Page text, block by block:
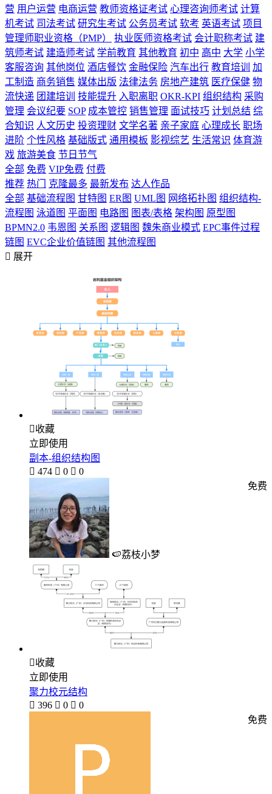
营 用户运营 电商运营 教师资格证考试 心理咨询师考试 计算
机考试 司法考试 研究生考试 公务员考试 软考 英语考试 项目
管理师职业资格（PMP）
执业医师资格考试 会计职称考试 建
筑师考试 建造师考试 学前教育 其他教育 初中 高中 大学 小学
客服咨询 其他岗位 酒店餐饮 金融保险 汽车出行 教育培训
加
工制造 商务销售 媒体出版 法律法务 房地产建筑 医疗保健 物
流快递 团建培训 技能提升 入职离职 OKR-KPI 组织结构 采购
管理 会议纪要 SOP 成本管控 销售管理 面试技巧 计划总结 综
合知识 人文历史 投资理财 文学名著 亲子家庭 心理成长 职场
进阶 个性风格 基础版式 通用模板 影视综艺 生活常识 体育游
戏 旅游美食 节日节气
全部 免费 VIP免费 付费
推荐 热门 克隆最多 最新发布 达人作品
全部 基础流程图 甘特图 ER图 UML图 网络拓扑图 组织结构-
流程图 泳道图 平面图 电路图 图表/表格 架构图 原型图
BPMN2.0 韦恩图 关系图 逻辑图 魏朱商业模式 EPC事件过程
链图 EVC企业价值链图 其他流程图
 展开
收藏
立即使用
副本-组织结构图
 474  0  0
🍉荔枝小梦
免费
收藏
立即使用
聚力校元结构
 396  0  0
免费